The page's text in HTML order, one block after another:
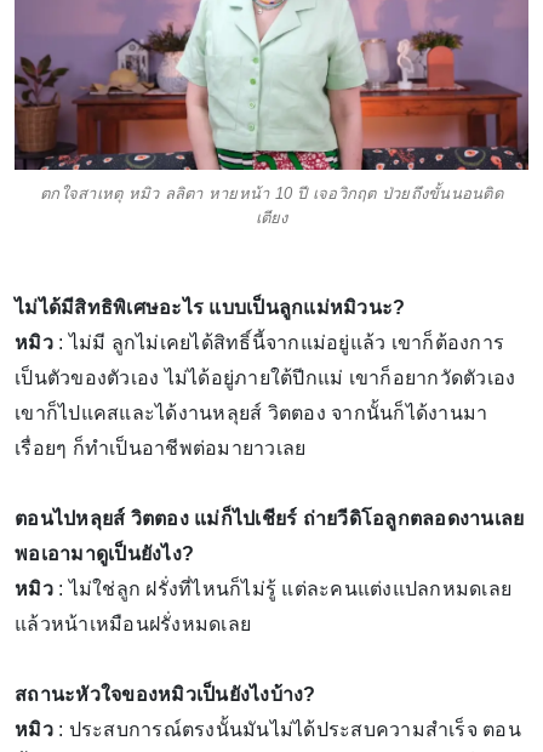
ตกใจสาเหตุ หมิว ลลิตา หายหน้า 10 ปี เจอวิกฤต ป่วยถึงขั้นนอนติด
เตียง
ไม่ได้มีสิทธิพิเศษอะไร แบบเป็นลูกแม่หมิวนะ?
หมิว: ไม่มี ลูกไม่เคยได้สิทธิ์นี้จากแม่อยู่แล้ว เขาก็ต้องการ
เป็นตัวของตัวเอง ไม่ได้อยู่ภายใต้ปีกแม่ เขาก็อยากวัดตัวเอง
เขาก็ไปแคสและได้งานหลุยส์ วิตตอง จากนั้นก็ได้งานมา
เรื่อยๆ ก็ทำเป็นอาชีพต่อมายาวเลย
ตอนไปหลุยส์ วิตตอง แม่ก็ไปเชียร์ ถ่ายวีดิโอลูกตลอดงานเลย
พอเอามาดูเป็นยังไง?
หมิว: ไม่ใช่ลูก ฝรั่งที่ไหนก็ไม่รู้ แต่ละคนแต่งแปลกหมดเลย
แล้วหน้าเหมือนฝรั่งหมดเลย
สถานะหัวใจของหมิวเป็นยังไงบ้าง?
หมิว: ประสบการณ์ตรงนั้นมันไม่ได้ประสบความสำเร็จ ตอน